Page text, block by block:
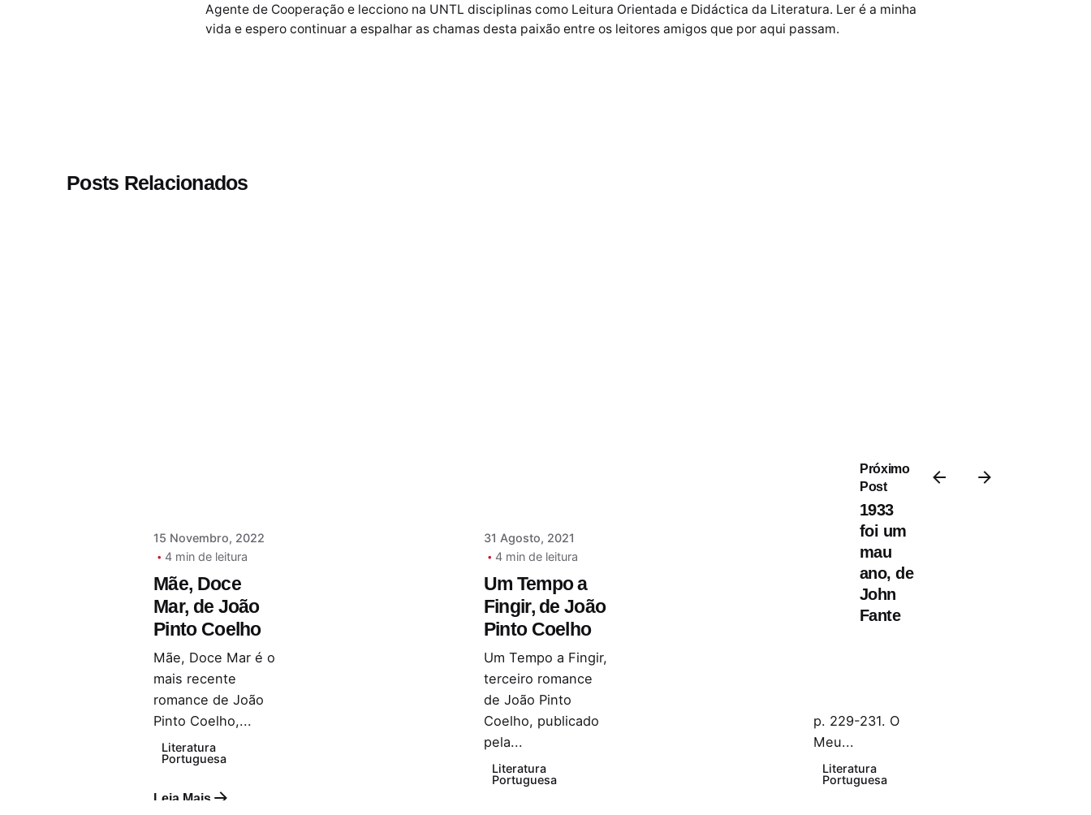
Agente de Cooperação e lecciono na UNTL disciplinas como Leitura Orientada e Didáctica da Literatura. Ler é a minha
vida e espero continuar a espalhar as chamas desta paixão entre os leitores amigos que por aqui passam.
Próximo
Post
1933
foi um
mau
ano, de
John
Fante
Posts Relacionados
15 Novembro, 2022
4 min de leitura
Mãe, Doce
Mar, de João
Pinto Coelho
Mãe, Doce Mar é o
mais recente
romance de João
Pinto Coelho,...
Literatura
Portuguesa
Leia Mais
31 Agosto, 2021
4 min de leitura
Um Tempo a
Fingir, de João
Pinto Coelho
Um Tempo a Fingir,
terceiro romance
de João Pinto
Coelho, publicado
pela...
Literatura
Portuguesa
20 Março, 2017
12 min de leitura
Afonso Reis
Cabral - O Meu
p. 229-231. O
Meu...
Literatura
Portuguesa